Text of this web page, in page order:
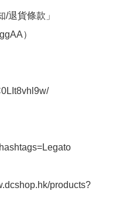
/退貨條款」
）
products?